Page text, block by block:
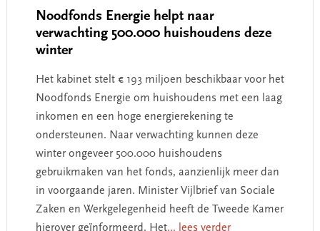
Noodfonds Energie helpt naar
verwachting 500.000 huishoudens deze
winter
Het kabinet stelt € 193 miljoen beschikbaar voor het
Noodfonds Energie om huishoudens met een laag
inkomen en een hoge energierekening te
ondersteunen. Naar verwachting kunnen deze
winter ongeveer 500.000 huishoudens
gebruikmaken van het fonds, aanzienlijk meer dan
in voorgaande jaren. Minister Vijlbrief van Sociale
Zaken en Werkgelegenheid heeft de Tweede Kamer
hierover geïnformeerd. Het... lees verder